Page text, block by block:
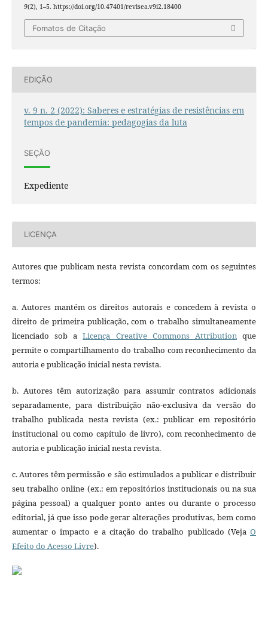
9(2), 1–5. https://doi.org/10.47401/revisea.v9i2.18400
Fomatos de Citação
EDIÇÃO
v. 9 n. 2 (2022): Saberes e estratégias de resistências em
tempos de pandemia: pedagogias da luta
SEÇÃO
Expediente
LICENÇA
Autores que publicam nesta revista concordam com os seguintes
termos:
a. Autores mantém os direitos autorais e concedem à revista o
direito de primeira publicação, com o trabalho simultaneamente
licenciado sob aLicença Creative Commons Attributionque
permite o compartilhamento do trabalho com reconhecimento da
autoria e publicação inicial nesta revista.
b. Autores têm autorização para assumir contratos adicionais
separadamente, para distribuição não-exclusiva da versão do
trabalho publicada nesta revista (ex.: publicar em repositório
institucional ou como capítulo de livro), com reconhecimento de
autoria e publicação inicial nesta revista.
c. Autores têm permissão e são estimulados a publicar e distribuir
seu trabalho online (ex.: em repositórios institucionais ou na sua
página pessoal) a qualquer ponto antes ou durante o processo
editorial, já que isso pode gerar alterações produtivas, bem como
aumentar o impacto e a citação do trabalho publicado (VejaO
Efeito do Acesso Livre).